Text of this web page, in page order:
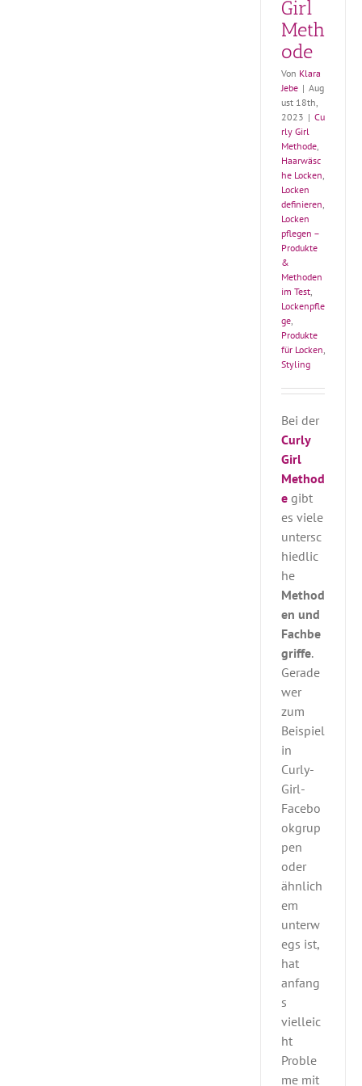
Girl
Meth
ode
Von Klara
Jebe | Aug
ust 18th,
2023 | Cu
rly Girl
Methode,
Haarwäsc
he Locken,
Locken
definieren,
Locken
pflegen –
Produkte
&
Methoden
im Test,
Lockenpfle
ge,
Produkte
für Locken,
Styling
Bei der
Curly
Girl
Method
e gibt
es viele
untersc
hiedlic
he
Method
en und
Fachbe
griffe.
Gerade
wer
zum
Beispiel
in
Curly-
Girl-
Facebo
okgrup
pen
oder
ähnlich
em
unterw
egs ist,
hat
anfang
s
vielleic
ht
Proble
me mit